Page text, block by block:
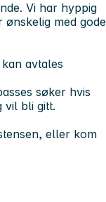
Vi har hyppig
ønskelig med gode
avtales
søker hvis
vil bli gitt.
eller kom